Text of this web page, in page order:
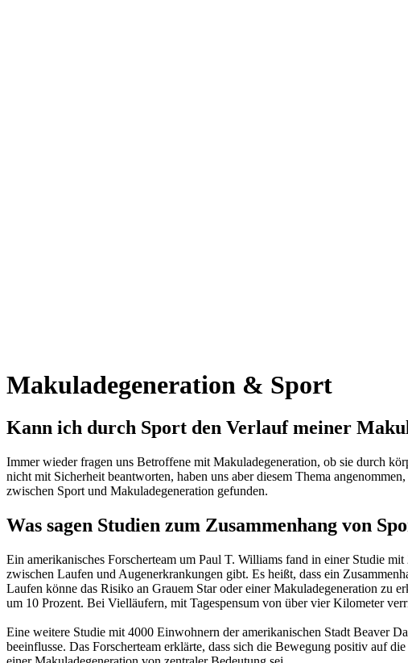
Makuladegeneration & Sport
Kann ich durch Sport den Verlauf meiner
Immer wieder fragen uns Betroffene mit Makuladegeneration, ob sie durch
nicht mit Sicherheit beantworten, haben uns aber diesem Thema
zwischen Sport und Makuladegeneration gefunden.
Was sagen Studien zum Zusammenhang von
Ein amerikanisches Forscherteam um Paul T. Williams fand in einer Studie
zwischen Laufen und Augenerkrankungen gibt. Es heißt, dass ein
Laufen könne das Risiko an Grauem Star oder einer Makuladegeneration zu
um 10 Prozent. Bei Vielläufern, mit Tagespensum von über vier Kilometer
Eine weitere Studie mit 4000 Einwohnern der amerikanischen Stadt Beaver
beeinflusse. Das Forscherteam erklärte, dass sich die Bewegung positiv auf